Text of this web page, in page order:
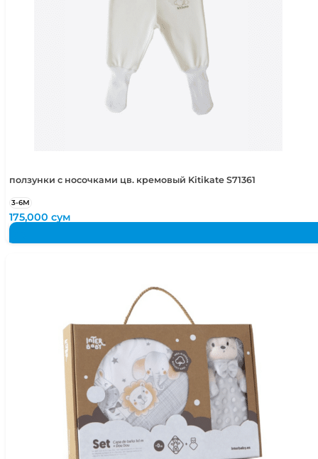
ползунки с носочками цв. кремовый Kitikate S71361
3-6М
175,000сум